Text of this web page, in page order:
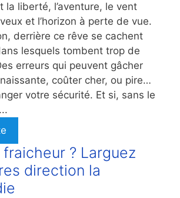
la liberté, l’aventure, le vent
et l’horizon à perte de vue.
derrière ce rêve se cachent
lesquels tombent trop de
erreurs qui peuvent gâcher
coûter cher, ou pire…
votre sécurité. Et si, sans le
? Larguez
direction la